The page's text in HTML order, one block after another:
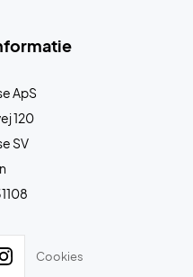
ApS
120
SV
Cookies